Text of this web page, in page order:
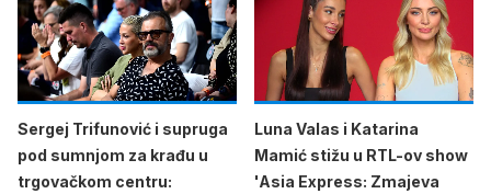
Sergej Trifunović i supruga
pod sumnjom za krađu u
trgovačkom centru:
Luna Valas i Katarina
Mamić stižu u RTL-ov show
'Asia Express: Zmajeva